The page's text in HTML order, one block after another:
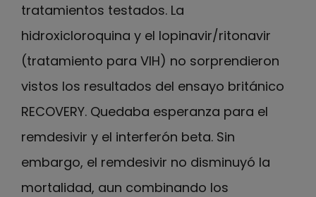
tratamientos testados. La
hidroxicloroquina y el lopinavir/ritonavir
(tratamiento para VIH) no sorprendieron
vistos los resultados del ensayo británico
RECOVERY. Quedaba esperanza para el
remdesivir y el interferón beta. Sin
embargo, el remdesivir no disminuyó la
mortalidad, aun combinando los